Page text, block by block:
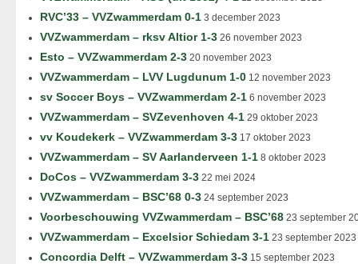
RVC’33 – VVZwammerdam 0-1 3 december 2023
VVZwammerdam – rksv Altior 1-3 26 november 2023
Esto – VVZwammerdam 2-3 20 november 2023
VVZwammerdam – LVV Lugdunum 1-0 12 november 2023
sv Soccer Boys – VVZwammerdam 2-1 6 november 2023
VVZwammerdam – SVZevenhoven 4-1 29 oktober 2023
vv Koudekerk – VVZwammerdam 3-3 17 oktober 2023
VVZwammerdam – SV Aarlanderveen 1-1 8 oktober 2023
DoCos – VVZwammerdam 3-3 22 mei 2024
VVZwammerdam – BSC’68 0-3 24 september 2023
Voorbeschouwing VVZwammerdam – BSC’68 23 september
VVZwammerdam – Excelsior Schiedam 3-1 23 september 2023
Concordia Delft – VVZwammerdam 3-3 15 september 2023